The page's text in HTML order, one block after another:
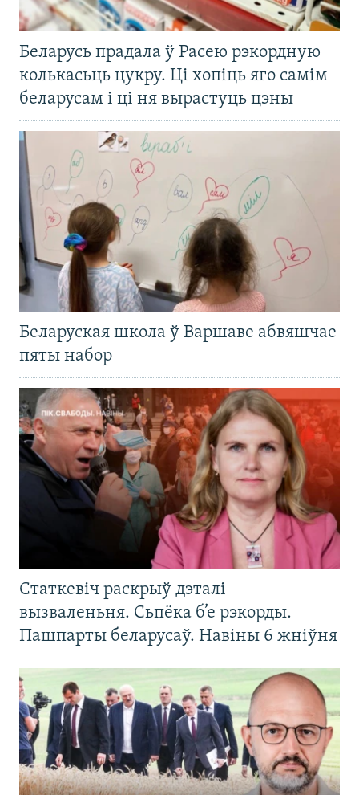
Беларусь прадала ў Расею рэкордную
колькасьць цукру. Ці хопіць яго самім
беларусам і ці ня вырастуць цэны
Беларуская школа ў Варшаве абвяшчае
пяты набор
Статкевіч раскрыў дэталі
вызваленьня. Сьпёка б’е рэкорды.
Пашпарты беларусаў. Навіны 6 жніўня